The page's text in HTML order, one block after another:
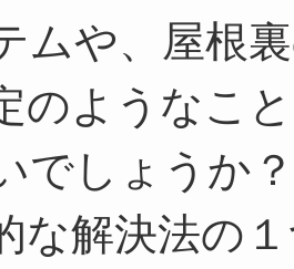
ムや、屋根
のようなこ
でしょうか
な解決法の